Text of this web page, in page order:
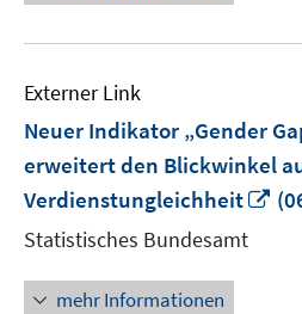
Externer Link
Neuer Indikator „Gender
erweitert den Blickwinkel
Verdienstungleichheit
In
Statistisches Bundesamt
mehr Informationen